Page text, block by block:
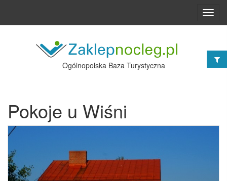
Ogólnopolska Baza Turystyczna
Pokoje u Wiśni
Poprzednie